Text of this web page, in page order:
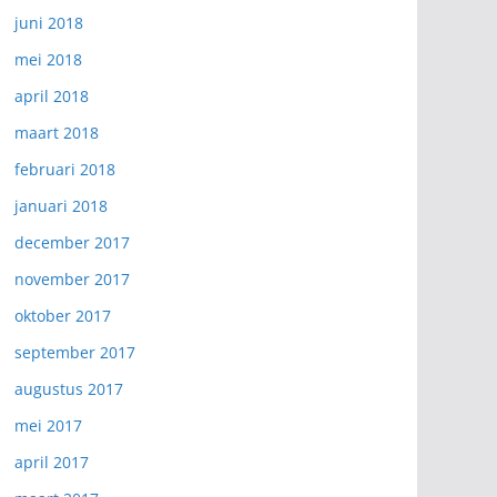
juni 2018
mei 2018
april 2018
maart 2018
februari 2018
januari 2018
december 2017
november 2017
oktober 2017
september 2017
augustus 2017
mei 2017
april 2017